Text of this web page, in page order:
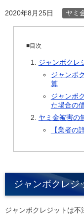
2020年8月25日 ヤミ
■目次
ジャンボクレ
ジャンボ
算
ジャンボ
た場合の
ヤミ金被害の
【業者の
ジャンボクレジ
ジャンボクレジットは